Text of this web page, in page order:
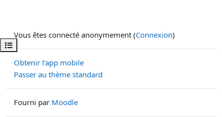
Ouvrir l’index du cours
Vous êtes connecté anonymement (Connexion)
Obtenir l’app mobile
Passer au thème standard
Fourni par Moodle